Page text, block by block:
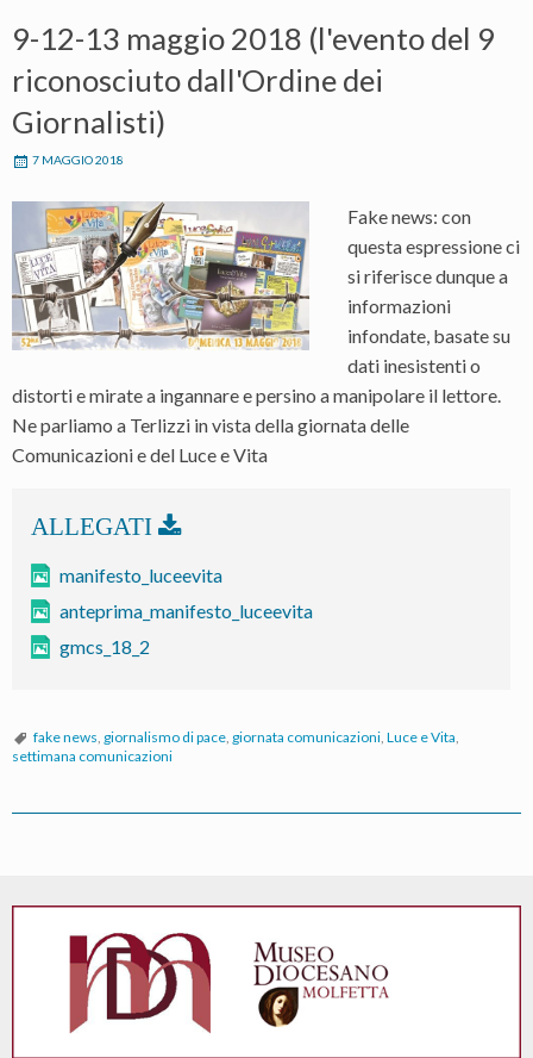
9-12-13 maggio 2018 (l'evento del 9
riconosciuto dall'Ordine dei
Giornalisti)
7 MAGGIO 2018
Fake news: con
questa espressione ci
si riferisce dunque a
informazioni
infondate, basate su
dati inesistenti o
distorti e mirate a ingannare e persino a manipolare il lettore.
Ne parliamo a Terlizzi in vista della giornata delle
Comunicazioni e del Luce e Vita
manifesto_luceevita
anteprima_manifesto_luceevita
gmcs_18_2
fake news, giornalismo di pace, giornata comunicazioni, Luce e Vita,
settimana comunicazioni